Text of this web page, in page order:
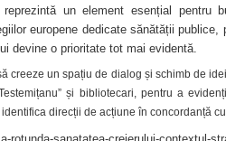
un element esențial pentru
europene dedicate sănătății publice,
devine o prioritate tot mai evidentă.
creeze un spațiu de dialog și schimb de
și bibliotecari, pentru a
direcții de acțiune în concordanță